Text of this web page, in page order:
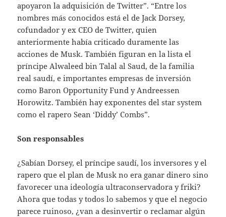
apoyaron la adquisición de Twitter”. “Entre los
nombres más conocidos está el de Jack Dorsey,
cofundador y ex CEO de Twitter, quien
anteriormente había criticado duramente las
acciones de Musk. También figuran en la lista el
príncipe Alwaleed bin Talal al Saud, de la familia
real saudí, e importantes empresas de inversión
como Baron Opportunity Fund y Andreessen
Horowitz. También hay exponentes del star system
como el rapero Sean ‘Diddy’ Combs”.
Son responsables
¿Sabían Dorsey, el príncipe saudí, los inversores y el
rapero que el plan de Musk no era ganar dinero sino
favorecer una ideología ultraconservadora y friki?
Ahora que todas y todos lo sabemos y que el negocio
parece ruinoso, ¿van a desinvertir o reclamar algún